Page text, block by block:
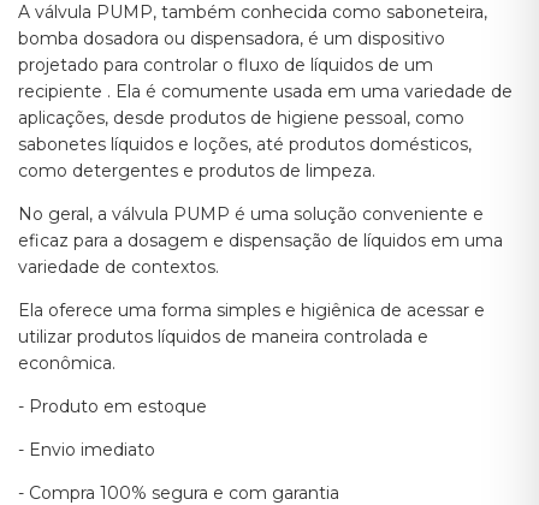
A válvula PUMP, também conhecida como saboneteira,
bomba dosadora ou dispensadora, é um dispositivo
projetado para controlar o fluxo de líquidos de um
recipiente . Ela é comumente usada em uma variedade de
aplicações, desde produtos de higiene pessoal, como
sabonetes líquidos e loções, até produtos domésticos,
como detergentes e produtos de limpeza.
No geral, a válvula PUMP é uma solução conveniente e
eficaz para a dosagem e dispensação de líquidos em uma
variedade de contextos.
Ela oferece uma forma simples e higiênica de acessar e
utilizar produtos líquidos de maneira controlada e
econômica.
- Produto em estoque
- Envio imediato
- Compra 100% segura e com garantia